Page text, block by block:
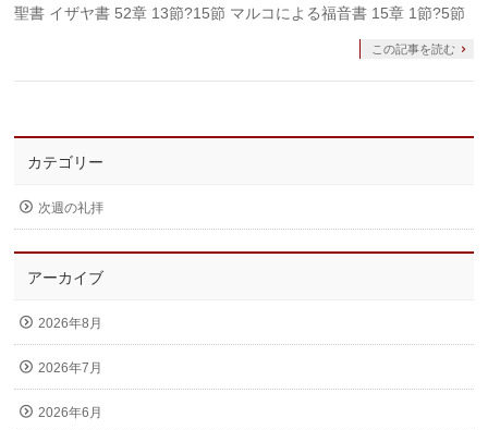
聖書 イザヤ書 52章 13節?15節 マルコによる福音書 15章 1節?5節
この記事を読む
カテゴリー
次週の礼拝
アーカイブ
2026年8月
2026年7月
2026年6月